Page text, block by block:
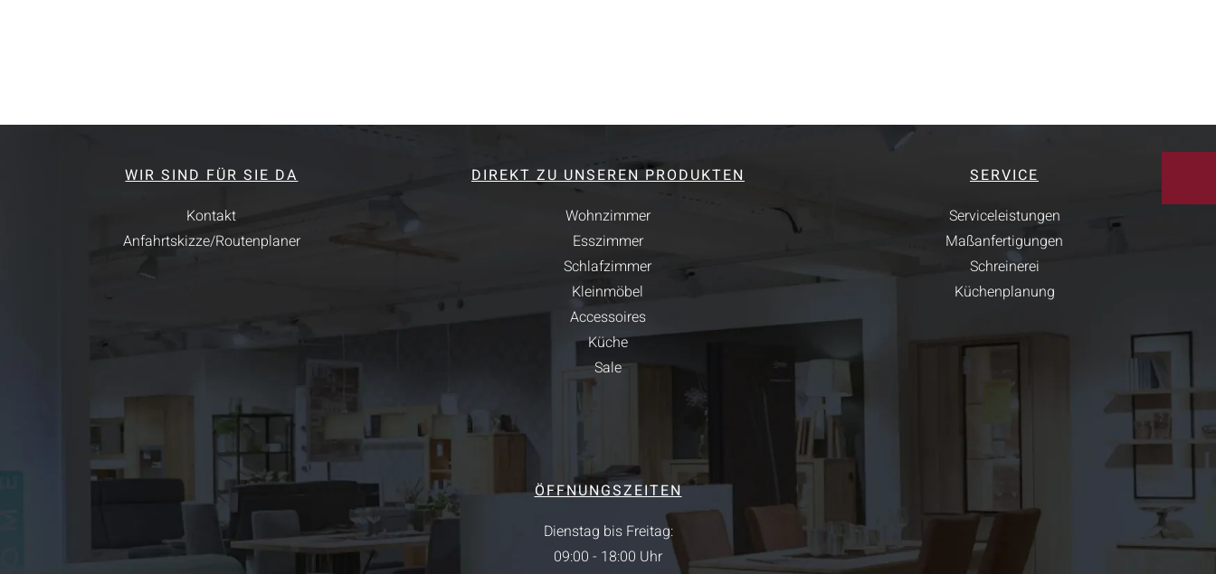
WIR SIND FÜR SIE DA
Kontakt
Anfahrtskizze/Routenplaner
DIREKT ZU UNSEREN PRODUKTEN
Wohnzimmer
Esszimmer
Schlafzimmer
Kleinmöbel
Accessoires
Küche
Sale
SERVICE
Serviceleistungen
Maßanfertigungen
Schreinerei
Küchenplanung
ÖFFNUNGSZEITEN
Dienstag bis Freitag:
09:00 - 18:00 Uhr